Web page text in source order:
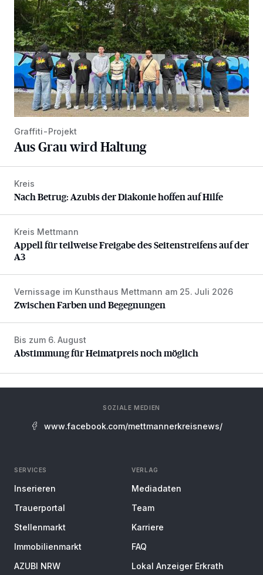
Graffiti-Projekt
Aus Grau wird Haltung
Nach Betrug: Azubis der Diakonie hoffen auf Hilfe
Kreis
Nach Betrug: Azubis der Diakonie hoffen auf Hilfe
Appell für teilweise Freigabe des Seitenstreifens auf der A3
Kreis Mettmann
Appell für teilweise Freigabe des Seitenstreifens auf der
A3
Zwischen Farben und Begegnungen
Vernissage im Kunsthaus Mettmann am 25. Juli 2026
Zwischen Farben und Begegnungen
Abstimmung für Heimatpreis noch möglich
Bis zum 6. August
Abstimmung für Heimatpreis noch möglich
SOZIALE MEDIEN
www.facebook.com/mettmannerkreisnews/
SERVICES
Inserieren
Trauerportal
Stellenmarkt
Immobilienmarkt
AZUBI NRW
VERLAG
Mediadaten
Team
Karriere
FAQ
Lokal Anzeiger Erkrath